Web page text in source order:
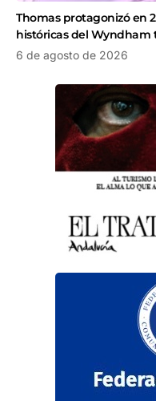
Thomas protagonizó en
históricas del Wyndham
6 de agosto de 2026